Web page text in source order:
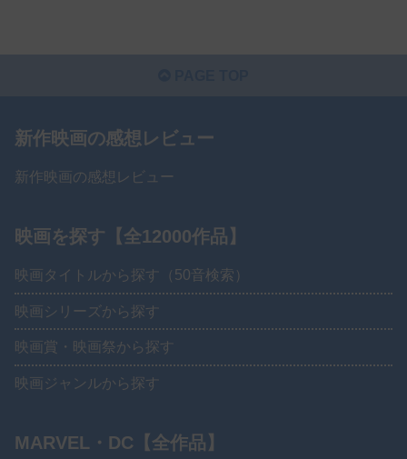
新作映画の感想レビュー
新作映画の感想レビュー
映画を探す【全12000作品】
映画タイトルから探す（50音検索）
映画シリーズから探す
映画賞・映画祭から探す
映画ジャンルから探す
MARVEL・DC【全作品】